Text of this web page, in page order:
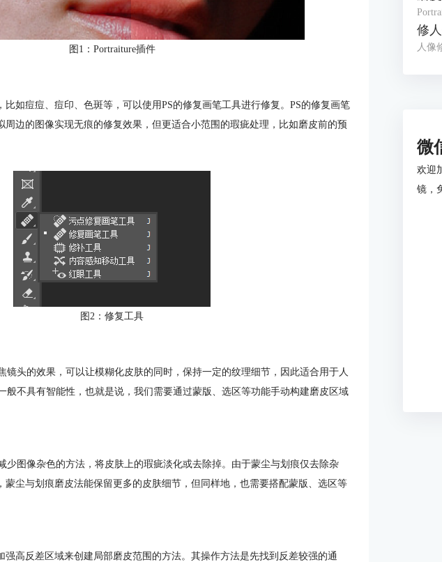
图1：Portraiture插件
比如痘痘、痘印、色斑等，可以使用PS的修复画笔工具进行修复。PS的修复画笔
周边的图像实现无痕的修复效果，但更适合小范围的瑕疵处理，比如磨皮前的预
图2：修复工具
镜头的效果，可以让模糊化皮肤的同时，保持一定的纹理细节，因此适合用于人
般不具有智能性，也就是说，我们需要通过蒙版、选区等功能手动构建磨皮区域
少图像杂色的方法，将皮肤上的瑕疵淡化或去除掉。由于蒙尘与划痕仅去除杂
蒙尘与划痕磨皮法能保留更多的皮肤细节，但同样地，也需要搭配蒙版、选区等
强高反差区域来创建局部磨皮范围的方法。其操作方法是先找到反差较强的通
微
欢迎
镜，